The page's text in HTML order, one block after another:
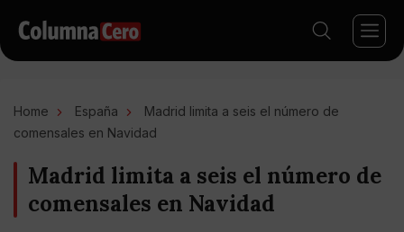
Home España
Madrid limita a seis el número de
comensales en Navidad
Madrid limita a seis el número de
comensales en Navidad